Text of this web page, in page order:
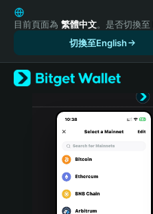
English
日本語
Русский
Español (Latinoamérica)
Türkçe
Português (Portugal)
Bahasa Indonesia
目前頁面為 繁體中文。是否切換至
切換至English